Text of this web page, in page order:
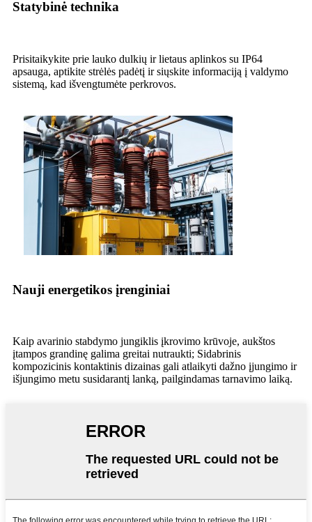
Statybinė technika
Prisitaikykite prie lauko dulkių ir lietaus aplinkos su IP64
apsauga, aptikite strėlės padėtį ir siųskite informaciją į valdymo
sistemą, kad išvengtumėte perkrovos.
Nauji energetikos įrenginiai
Kaip avarinio stabdymo jungiklis įkrovimo krūvoje, aukštos
įtampos grandinę galima greitai nutraukti; Sidabrinis
kompozicinis kontaktinis dizainas gali atlaikyti dažno įjungimo ir
išjungimo metu susidarantį lanką, pailgindamas tarnavimo laiką.